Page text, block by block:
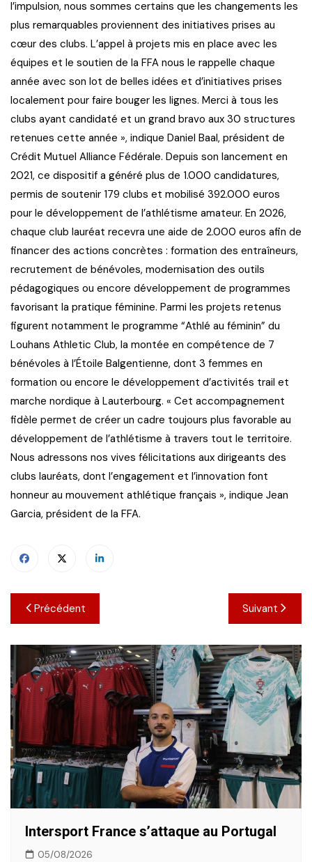
l’impulsion, nous sommes certains que les changements les
plus remarquables proviennent des initiatives prises au
cœur des clubs. L’appel à projets mis en place avec les
équipes et le soutien de la FFA nous le rappelle chaque
année avec son lot de belles idées et d’initiatives prises
localement pour faire bouger les lignes. Merci à tous les
clubs ayant candidaté et un grand bravo aux 30 structures
retenues cette année », indique Daniel Baal, président de
Crédit Mutuel Alliance Fédérale. Depuis son lancement en
2021, ce dispositif a généré plus de 1.000 candidatures,
permis de soutenir 179 clubs et mobilisé 392.000 euros
pour le développement de l’athlétisme amateur. En 2026,
chaque club lauréat recevra une aide de 2.000 euros afin de
financer des actions concrètes : formation des entraîneurs,
recrutement de bénévoles, modernisation des outils
pédagogiques ou encore développement de programmes
favorisant la pratique féminine. Parmi les projets retenus
figurent notamment le programme “Athlé au féminin” du
Louhans Athletic Club, la montée en compétence de 7
bénévoles à l’Étoile Balgentienne, dont 3 femmes en
formation ou encore le développement d’activités trail et
marche nordique à Lauterbourg. « Cet accompagnement
fidèle permet de créer un cadre toujours plus favorable au
développement de l’athlétisme à travers tout le territoire.
Nous adressons nos vives félicitations aux dirigeants des
clubs lauréats, dont l’engagement et l’innovation font
honneur au mouvement athlétique français », indique Jean
Garcia, président de la FFA.
Navigation
de
l’article
Précédent Suivant
Intersport France s’attaque au Portugal
05/08/2026